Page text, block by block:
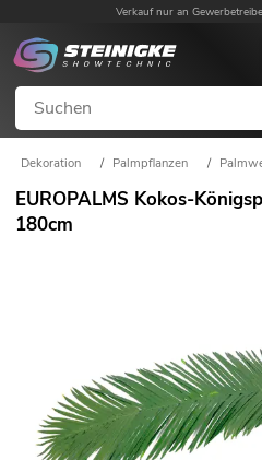
Verkauf nur an
Dekoration / Palmpflanzen /
EUROPALMS Kokos-
180cm